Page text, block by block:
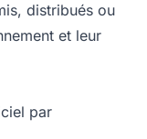
distribués ou
et leur
par